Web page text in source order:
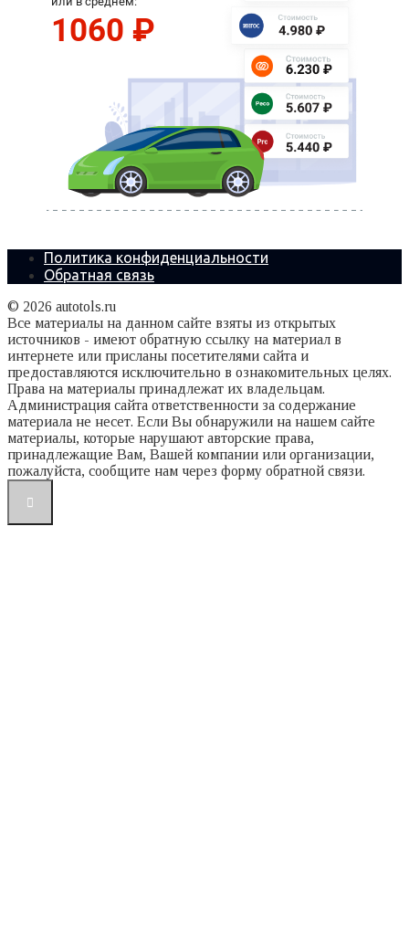
Политика конфиденциальности
Обратная связь
© 2026 autotols.ru
Все материалы на данном сайте взяты из открытых
источников - имеют обратную ссылку на материал в
интернете или присланы посетителями сайта и
предоставляются исключительно в ознакомительных целях.
Права на материалы принадлежат их владельцам.
Администрация сайта ответственности за содержание
материала не несет. Если Вы обнаружили на нашем сайте
материалы, которые нарушают авторские права,
принадлежащие Вам, Вашей компании или организации,
пожалуйста, сообщите нам через форму обратной связи.